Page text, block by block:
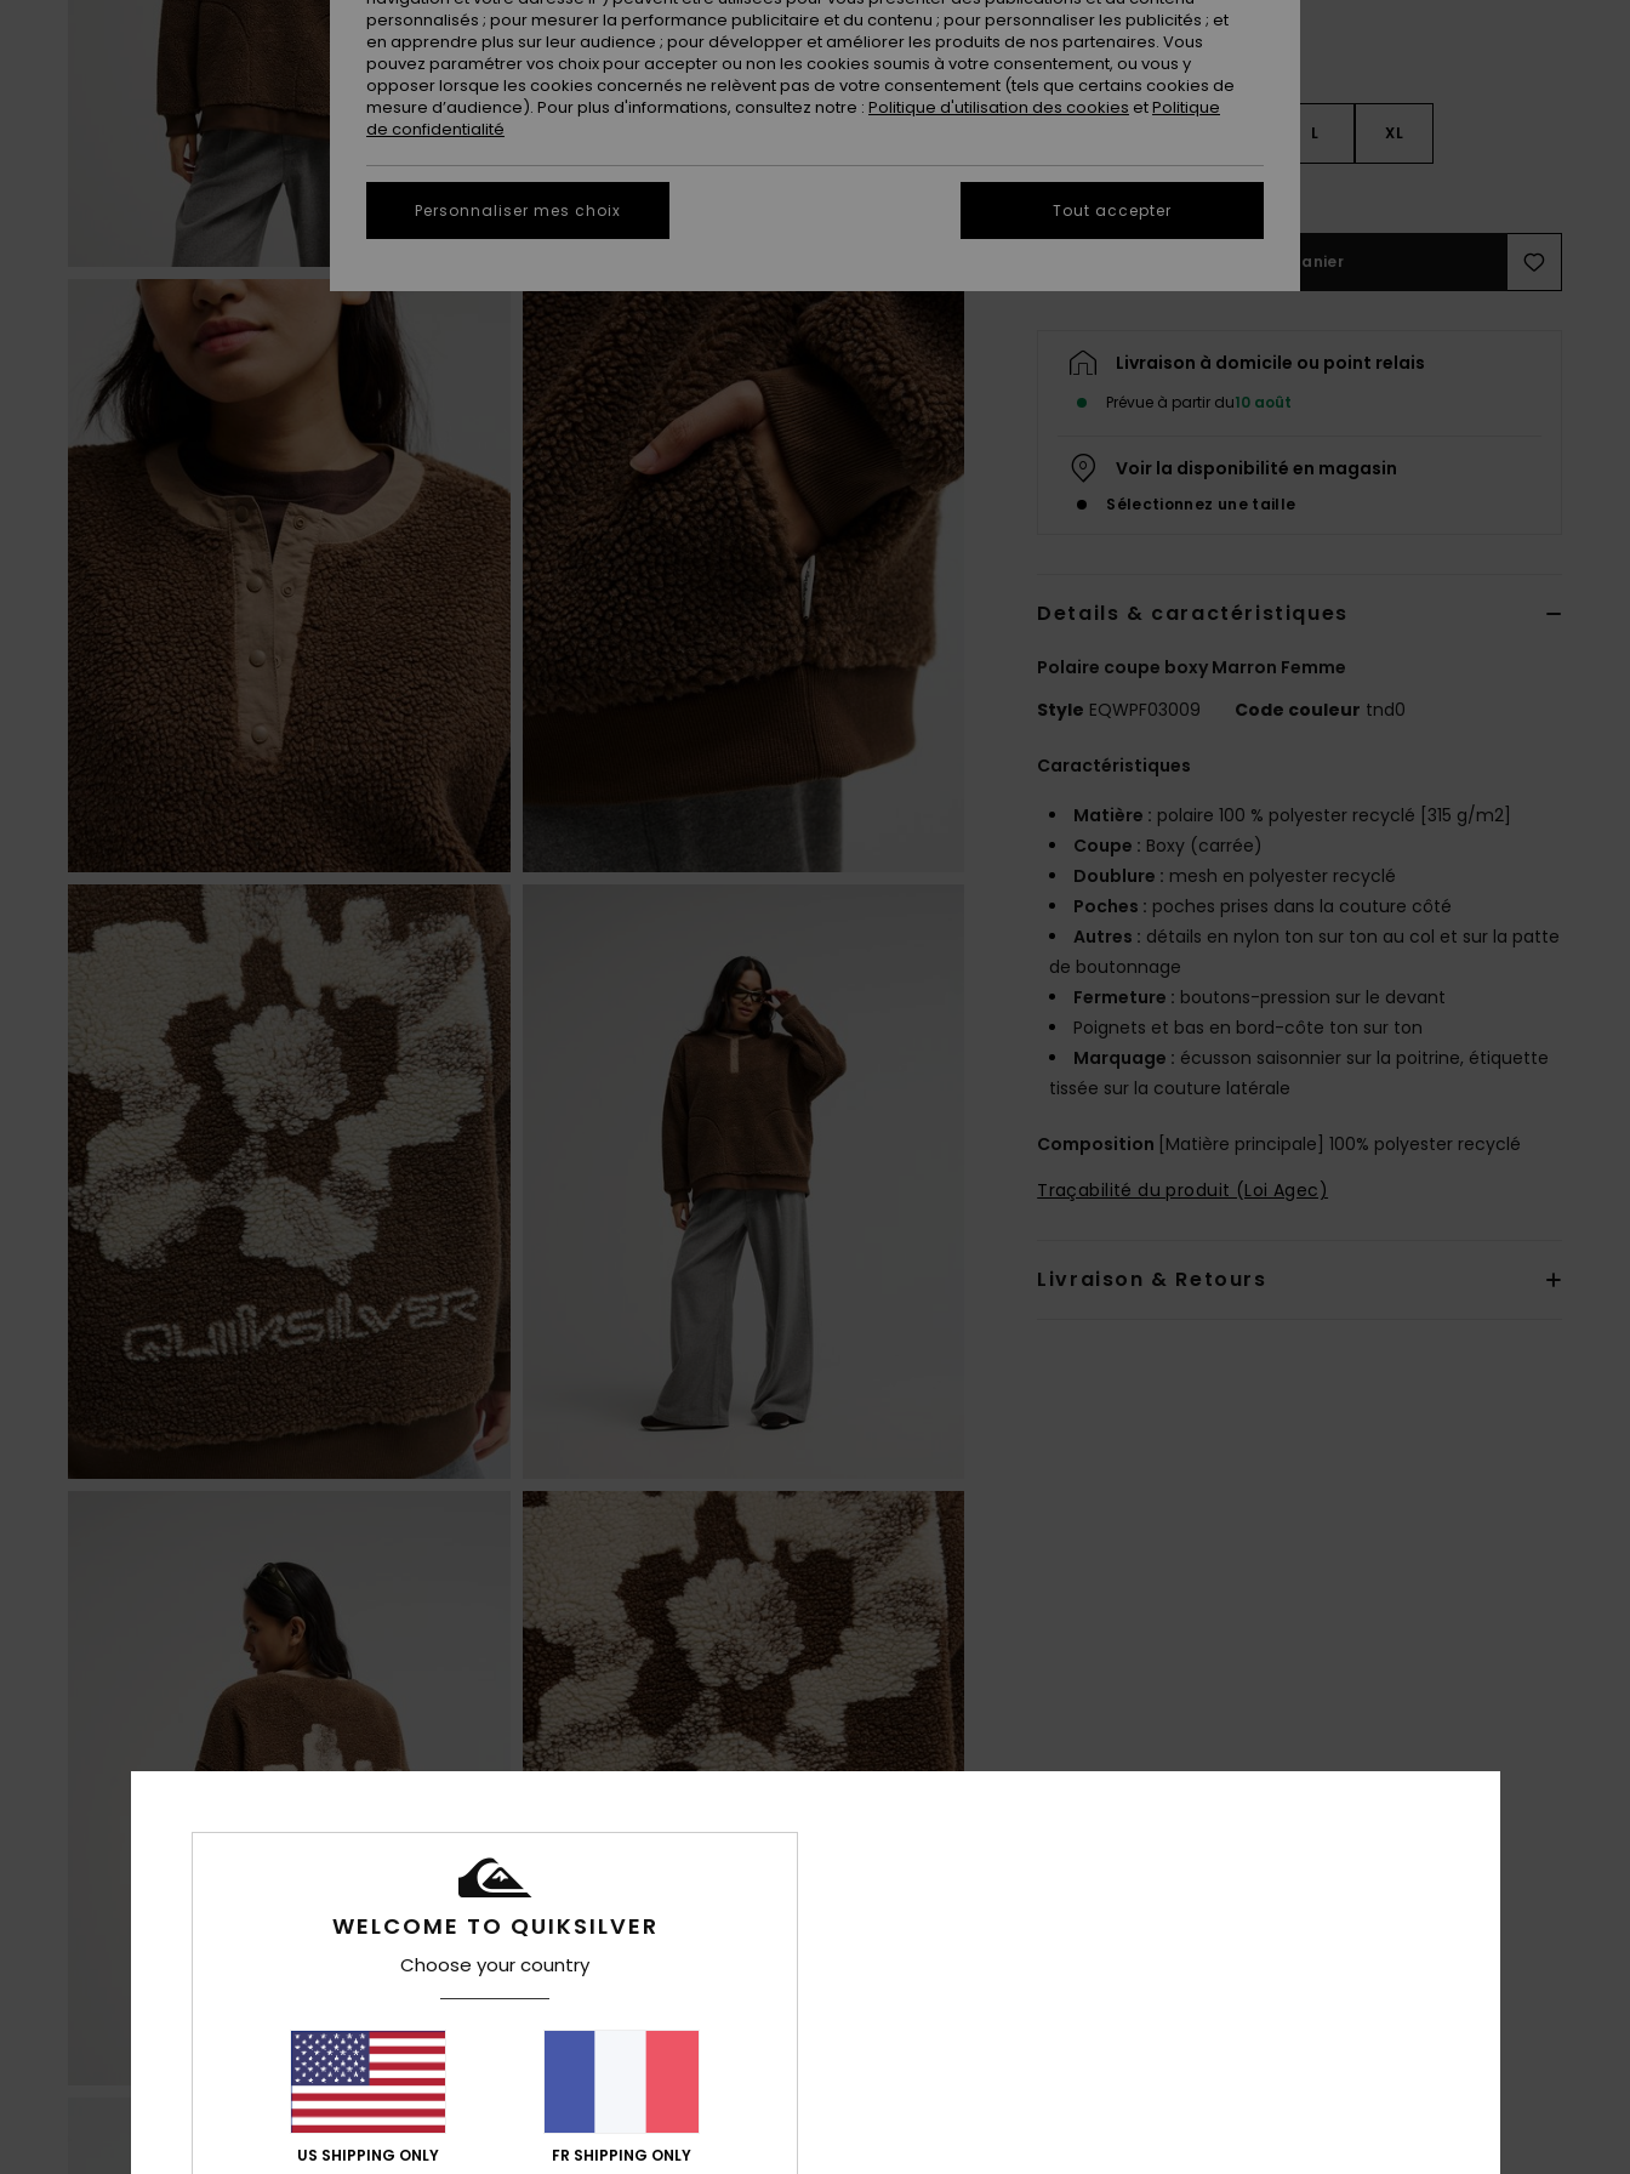
L XL
Ajouter au panier
Livraison à domicile ou point relais
Prévue à partir du10 août
Voir la disponibilité en magasin
Sélectionnez une taille
Details & caractéristiques
Polaire coupe boxy Marron Femme
Style EQWPF03009 Code couleur tnd0
Caractéristiques
Matière : polaire 100 % polyester recyclé [315 g/m2]
Coupe : Boxy (carrée)
Doublure : mesh en polyester recyclé
Poches : poches prises dans la couture côté
Autres : détails en nylon ton sur ton au col et sur la patte
de boutonnage
Fermeture : boutons-pression sur le devant
Poignets et bas en bord-côte ton sur ton
Marquage : écusson saisonnier sur la poitrine, étiquette
tissée sur la couture latérale
Composition [Matière principale] 100% polyester recyclé
Traçabilité du produit (Loi Agec)
Livraison & Retours
WELCOME TO QUIKSILVER
Choose your country
US SHIPPING ONLY FR SHIPPING ONLY
personnalisés ; pour mesurer la performance publicitaire et du contenu ; pour personnaliser les publicités ; et
en apprendre plus sur leur audience ; pour développer et améliorer les produits de nos partenaires. Vous
pouvez paramétrer vos choix pour accepter ou non les cookies soumis à votre consentement, ou vous y
opposer lorsque les cookies concernés ne relèvent pas de votre consentement (tels que certains cookies de
mesure d’audience). Pour plus d'informations, consultez notre : Politique d'utilisation des cookies etPolitique
de confidentialité
Personnaliser mes choix Tout accepter